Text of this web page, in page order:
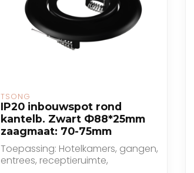
TSONG
IP20 inbouwspot rond
kantelb. Zwart Ф88*25mm
zaagmaat: 70-75mm
Toepassing: Hotelkamers, gangen,
entrees, receptieruimte,